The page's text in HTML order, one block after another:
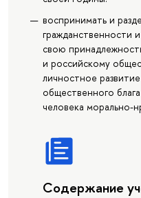
воспринимать и
гражданственности
свою
и российскому
личностное
общественного
человека морально-
Содержание